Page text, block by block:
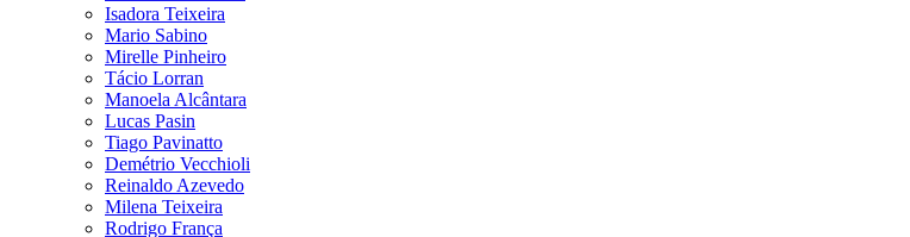
Isadora Teixeira
Mario Sabino
Mirelle Pinheiro
Tácio Lorran
Manoela Alcântara
Lucas Pasin
Tiago Pavinatto
Demétrio Vecchioli
Reinaldo Azevedo
Milena Teixeira
Rodrigo França